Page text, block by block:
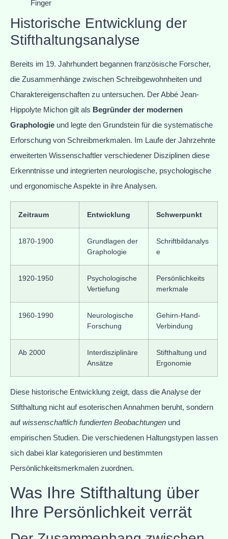
Finger
Historische Entwicklung der
Stifthaltungsanalyse
Bereits im 19. Jahrhundert begannen französische Forscher,
die Zusammenhänge zwischen Schreibgewohnheiten und
Charaktereigenschaften zu untersuchen. Der Abbé Jean-
Hippolyte Michon gilt als Begründer der modernen
Graphologie und legte den Grundstein für die systematische
Erforschung von Schreibmerkmalen. Im Laufe der Jahrzehnte
erweiterten Wissenschaftler verschiedener Disziplinen diese
Erkenntnisse und integrierten neurologische, psychologische
und ergonomische Aspekte in ihre Analysen.
Zeitraum Entwicklung Schwerpunkt
1870-1900
Grundlagen der
Graphologie
Schriftbildanalys
e
1920-1950
Psychologische
Vertiefung
Persönlichkeits
merkmale
1960-1990
Neurologische
Forschung
Gehirn-Hand-
Verbindung
Ab 2000
Interdisziplinäre
Ansätze
Stifthaltung und
Ergonomie
Diese historische Entwicklung zeigt, dass die Analyse der
Stifthaltung nicht auf esoterischen Annahmen beruht, sondern
aufwissenschaftlich fundierten Beobachtungen und
empirischen Studien. Die verschiedenen Haltungstypen lassen
sich dabei klar kategorisieren und bestimmten
Persönlichkeitsmerkmalen zuordnen.
Was Ihre Stifthaltung über
Ihre Persönlichkeit verrät